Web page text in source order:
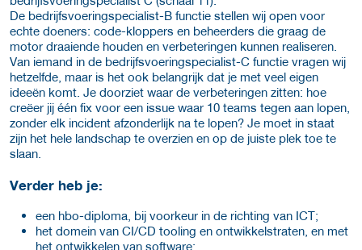
De bedrijfsvoeringspecialist-B functie stellen wij open voor
echte doeners: code-kloppers en beheerders die graag de
motor draaiende houden en verbeteringen kunnen realiseren.
Van iemand in de bedrijfsvoeringspecialist-C functie vragen wij
hetzelfde, maar is het ook belangrijk dat je met veel eigen
ideeën komt. Je doorziet waar de verbeteringen zitten: hoe
creëer jij één fix voor een issue waar 10 teams tegen aan lopen,
zonder elk incident afzonderlijk na te lopen? Je moet in staat
zijn het hele landschap te overzien en op de juiste plek toe te
slaan.
Verder heb je:
een hbo-diploma, bij voorkeur in de richting van ICT;
het domein van CI/CD tooling en ontwikkelstraten, en met
het ontwikkelen van software;